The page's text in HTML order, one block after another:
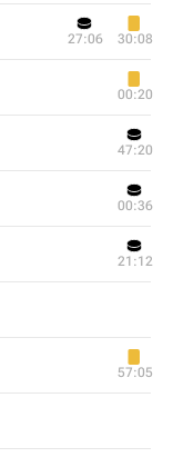
27:06 30:08
00:20
47:20
00:36
21:12
57:05